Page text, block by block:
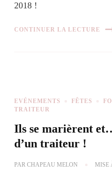
2018 !
CONTINUER LA LECTURE
EVÉNEMENTS FÊTES
TRAITEUR
Ils se marièrent
d’un traiteur !
PAR CHAPEAU MELON MISE